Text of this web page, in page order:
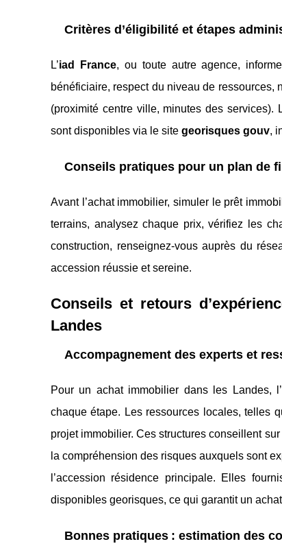
Critères d’éligibilité et étapes
L’iad France, ou toute autre agence,
bénéficiaire, respect du niveau de ressources,
(proximité centre ville, minutes des
sont disponibles via le site georisques gouv,
Conseils pratiques pour un plan de
Avant l’achat immobilier, simuler le prêt
terrains, analysez chaque prix, vérifiez les
construction, renseignez-vous auprès du
accession réussie et sereine.
Conseils et retours
Landes
Accompagnement des experts et
Pour un achat immobilier dans les Landes,
chaque étape. Les ressources locales, telles
projet immobilier. Ces structures conseillent
la compréhension des risques auxquels sont
l’accession résidence principale. Elles
disponibles georisques, ce qui garantit un
Bonnes pratiques : estimation des